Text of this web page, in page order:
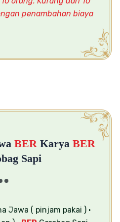
penambahan biaya
BER Karya BER
Sapi
Jawa ( pinjam pakai )•